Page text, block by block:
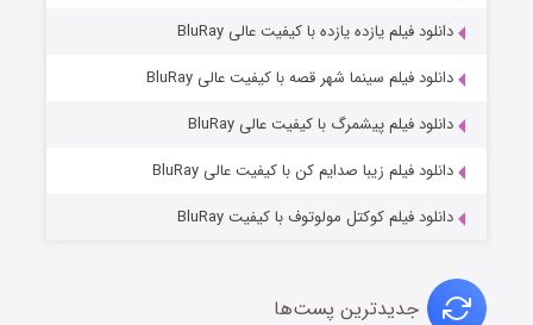
دانلود فیلم یازده یازده با کیفیت عالی BluRay
دانلود فیلم سینما شهر قصه با کیفیت عالی BluRay
دانلود فیلم پیشمرگ با کیفیت عالی BluRay
دانلود فیلم زیبا صدایم کن با کیفیت عالی BluRay
دانلود فیلم کوکتل مولوتوف با کیفیت BluRay
جدیدترین پست‌ها